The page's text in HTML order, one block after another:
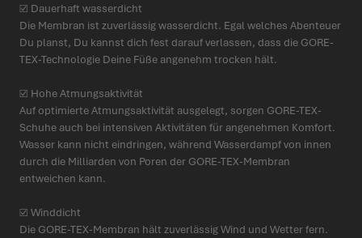
☑ Dauerhaft wasserdicht
Die Membran ist zuver­lässig wasserdicht. Egal welches Abenteuer
Du planst, Du kannst dich fest darauf verlassen, dass die GORE-
TEX-Tech­nologie Deine Füße angenehm trocken hält.
☑ Hohe Atmungs­ak­tivität
Auf opti­mierte Atmungs­ak­tivität ausgelegt, sorgen GORE-TEX-
Schuhe auch bei intensiven Akti­vitäten für ange­nehmen Komfort.
Wasser kann nicht eindringen, während Wasserdampf von innen
durch die Milliarden von Poren der GORE-TEX-Membran
entweichen kann.
☑ Winddicht
Die GORE-TEX-Membran hält zuver­lässig Wind und Wetter fern.